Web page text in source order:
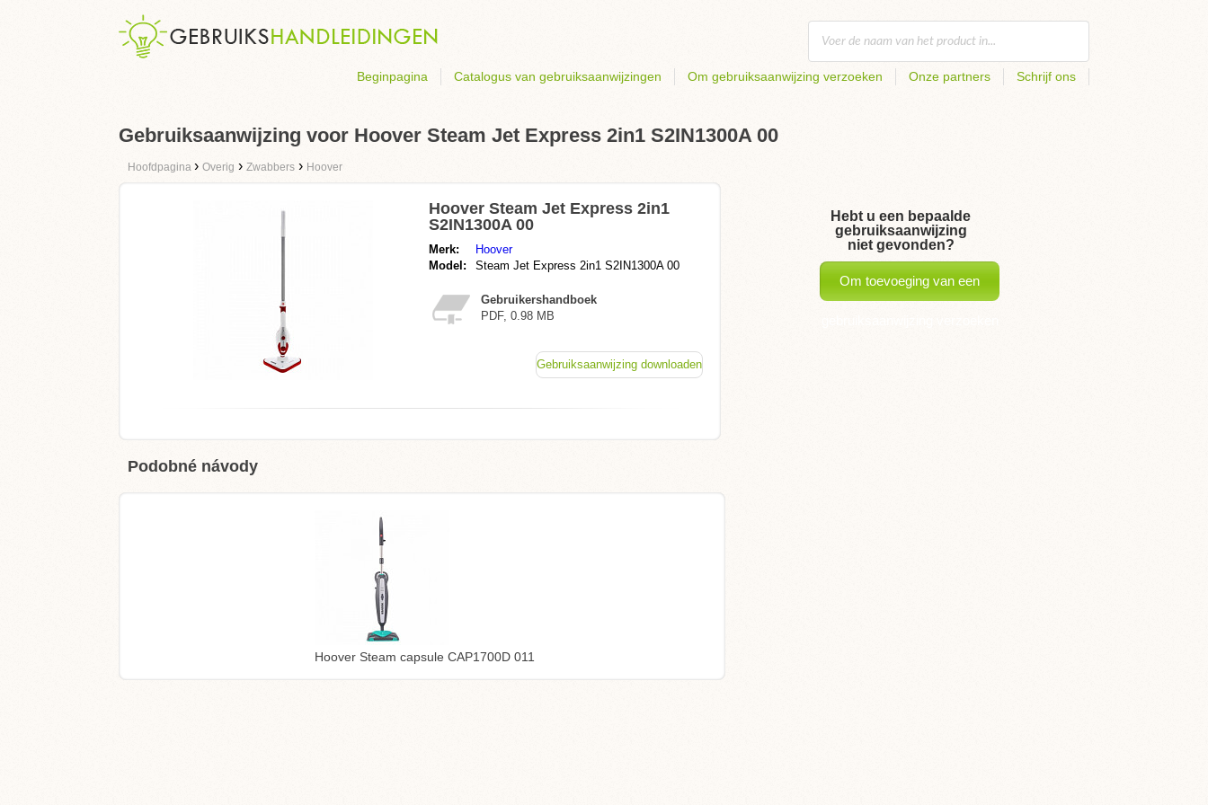
Beginpagina Catalogus van gebruiksaanwijzingen Om gebruiksaanwijzing verzoeken Onze partners Schrijf ons
Gebruiksaanwijzing voor Hoover Steam Jet Express 2in1 S2IN1300A 00
Hoofdpagina › Overig › Zwabbers › Hoover
Hoover Steam Jet Express 2in1
S2IN1300A 00
Merk:
Hoover
Model:
Steam Jet Express 2in1 S2IN1300A 00
Gebruikershandboek
PDF, 0.98 MB
Gebruiksaanwijzing downloaden
Podobné návody
Hoover Steam capsule CAP1700D 011
Hebt u een bepaalde
gebruiksaanwijzing
niet gevonden?
Om toevoeging van een